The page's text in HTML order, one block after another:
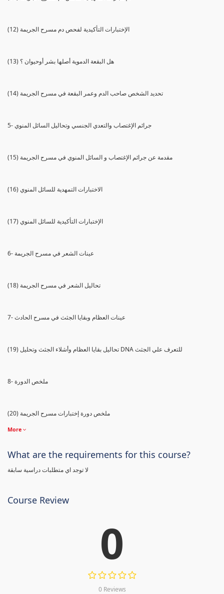
(12) الإختبارات التأكيدية لفحص دم مسرح الجريمة
(13) هل البقعة الدموية أصلها بشر أوحيوان ؟
(14) تحديد الشخص صاحب الدم وعمر البقعة في مسرح الجريمة
5- جرائم الإغتصاب والتعدي الجنسي وتحاليل السائل المنوي
(15) مقدمة عن جرائم الإغتصاب و السائل المنوي في مسرح الجريمة
(16) الاختبارات التمهدية للسائل المنوي
(17) الإختبارات التأكيدية للسائل المنوي
6- عينات الشعر في مسرح الجريمة
(18) تحاليل الشعر في مسرح الجريمة
7- عينات العظام وبقايا الجثث في مسرح الحادث
(19) تحاليل بقايا العظام وأشلاء الجثث وتحليل DNA للتعرف علي الجثث
8- ملخص الدورة
(20) ملخص دورة إختبارات مسرح الجريمة
More
What are the requirements for this course?
لا توجد اي متطلبات دراسية سابقة
Course Review
0
0 Reviews